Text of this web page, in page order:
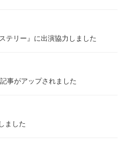
テリー』に出演協力しました
事がアップされました
ました